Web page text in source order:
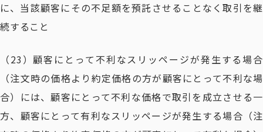
に、当該顧客にその不足額を預託させることなく取引を継
続すること
（23）顧客にとって不利なスリッページが発生する場合
（注文時の価格より約定価格の方が顧客にとって不利な場
合）には、顧客にとって不利な価格で取引を成立させる一
方、顧客にとって有利なスリッページが発生する場合（注